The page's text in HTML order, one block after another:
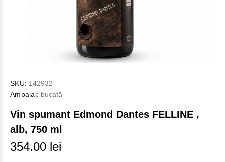
SKU: 142932
Ambalaj: bucată
Vin spumant Edmond Dantes FELLINE ,
alb, 750 ml
354.00 lei